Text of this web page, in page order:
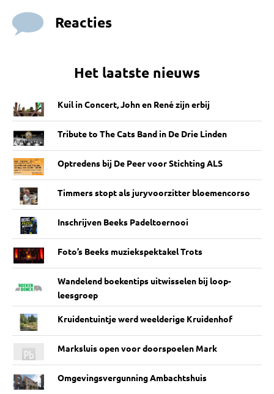
Reacties
Het laatste nieuws
Kuil in Concert, John en René zijn erbij
Tribute to The Cats Band in De Drie Linden
Optredens bij De Peer voor Stichting ALS
Timmers stopt als juryvoorzitter bloemencorso
Inschrijven Beeks Padeltoernooi
Foto’s Beeks muziekspektakel Trots
Wandelend boekentips uitwisselen bij loop-
leesgroep
Kruidentuintje werd weelderige Kruidenhof
Marksluis open voor doorspoelen Mark
Omgevingsvergunning Ambachtshuis